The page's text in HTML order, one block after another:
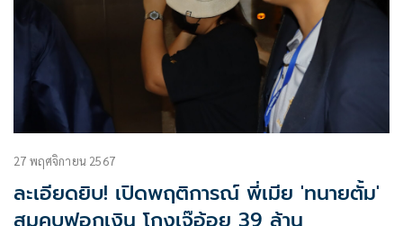
27 พฤศจิกายน 2567
ละเอียดยิบ! เปิดพฤติการณ์ พี่เมีย 'ทนายตั้ม'
สมคบฟอกเงิน โกงเจ๊อ้อย 39 ล้าน